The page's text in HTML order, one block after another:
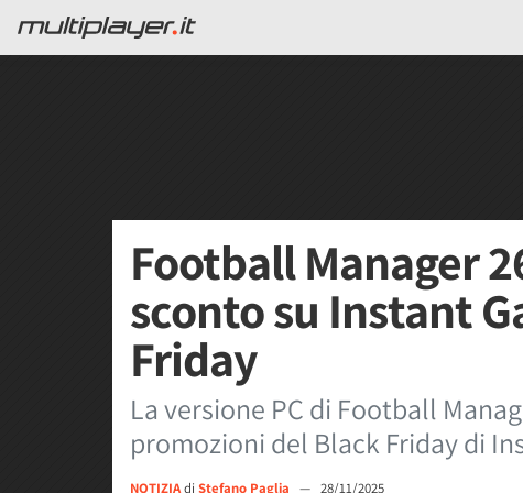
Football Manager
sconto su Instant
Friday
La versione PC di Football
promozioni del Black Friday di
NOTIZIAdi Stefano Paglia — 28/11/2025